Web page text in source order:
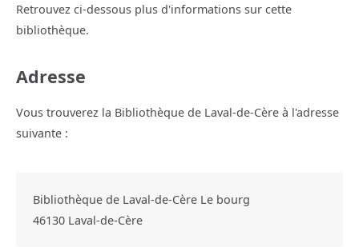
Retrouvez ci-dessous plus d'informations sur cette
bibliothèque.
Adresse
Vous trouverez la Bibliothèque de Laval-de-Cère à l'adresse
suivante :
Bibliothèque de Laval-de-Cère Le bourg
46130 Laval-de-Cère